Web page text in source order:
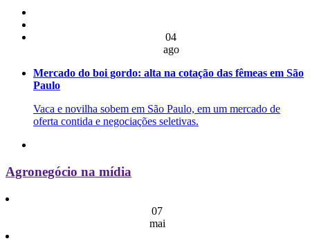
04
ago
Mercado do boi gordo: alta na cotação das fêmeas em São
Paulo
Vaca e novilha sobem em São Paulo, em um mercado de
oferta contida e negociações seletivas.
Agronegócio na mídia
07
mai